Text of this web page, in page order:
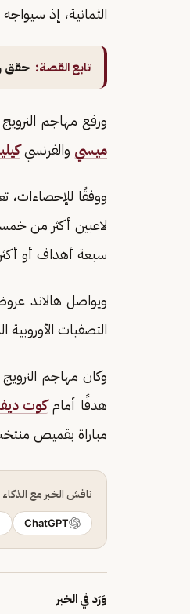
الثمانية، إذ سيواجه
تابع القصة: حقق
ورفع مهاجم
ميسي والفرنسي
لاعبين أكثر من
سبعة أهداف أو
التصفيات الأوروبية
وكان مهاجم
هدفًا أمامكوت
مباراة بقميص
ناقش الخبر مع
ChatGPT
وَرَد في الخبر